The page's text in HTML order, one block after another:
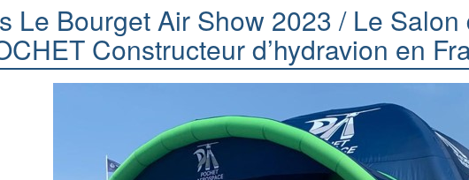
Le Bourget Air Show 2023 / Le
Constructeur d’hydravion en